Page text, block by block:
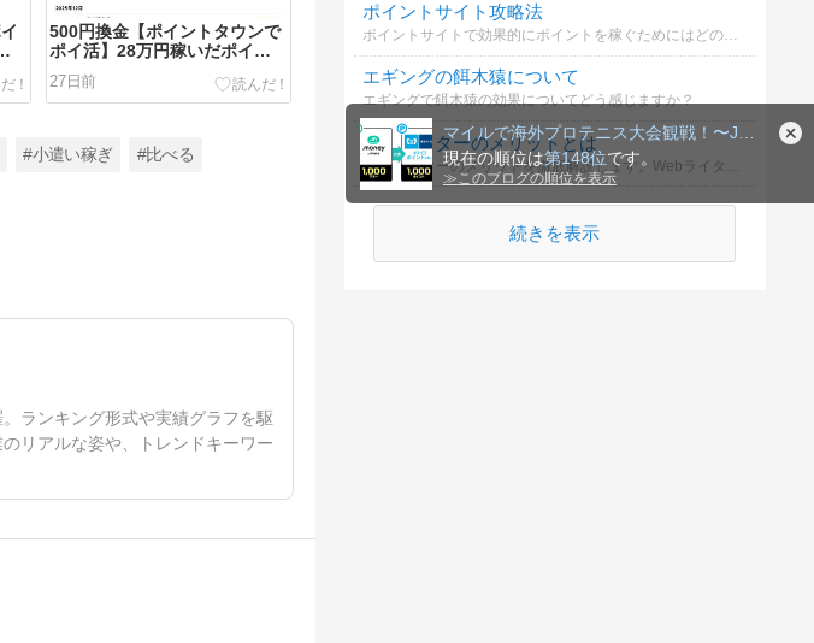
マイルで海外プロテニス大会観戦！〜JAL陸マイラー生活日記〜
現在の順位は第148位です。
≫ このブログの順位を表示
500円換金【ポイントタウンで
ポイ活】28万円稼いだポイン
トサイト♪
27日前
#小遣い稼ぎ #比べる
ランキング形式や実績グラフを駆
リアルな姿や、トレンドキーワー
ポイントサイト攻略法
ポイントサイトで効果的にポイントを稼ぐためにはどのような方法が必要か選んでください
エギングの餌木猿について
エギングで餌木猿の効果についてどう感じますか？
Webライターのメリットとは
続きを表示